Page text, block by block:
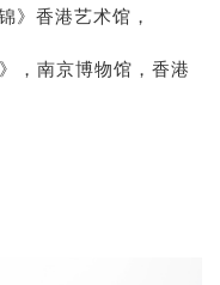
》香港艺术馆，
，南京博物馆，香港